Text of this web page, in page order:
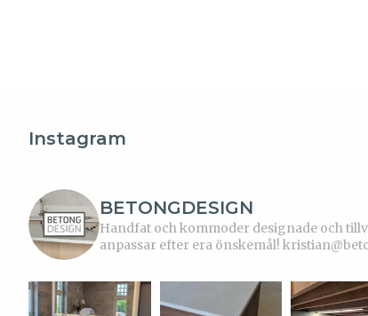
Instagram
BETONGDESIGN
Handfat och kommoder designade och
anpassar efter era önskemål!